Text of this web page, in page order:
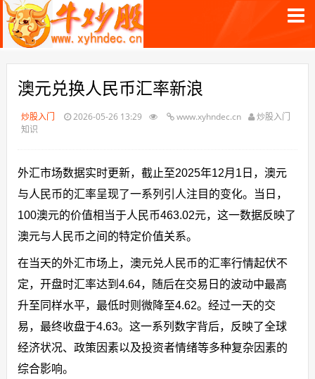
澳元兑换人民币汇率新浪
炒股入门 2026-05-26 13:29 www.xyhndec.cn
炒股入门
知识
外汇市场数据实时更新，截止至2025年12月1日，澳元
与人民币的汇率呈现了一系列引人注目的变化。当日，
100澳元的价值相当于人民币463.02元，这一数据反映了
澳元与人民币之间的特定价值关系。
在当天的外汇市场上，澳元兑人民币的汇率行情起伏不
定，开盘时汇率达到4.64，随后在交易日的波动中最高
升至同样水平，最低时则微降至4.62。经过一天的交
易，最终收盘于4.63。这一系列数字背后，反映了全球
经济状况、政策因素以及投资者情绪等多种复杂因素的
综合影响。